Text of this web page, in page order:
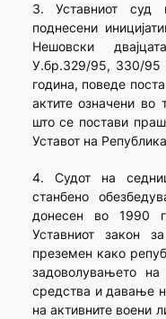
3. Уставниот суд
поднесени
Нешовски
У.бр.329/95, 330/
година, поведе
актите означени во
што се постави
Уставот на
4. Судот на
станбено
донесен во 1990
Уставниот закон
преземен како
задоволувањето
средства и давање
на активните воени